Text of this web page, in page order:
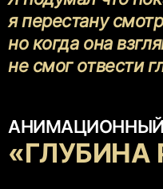
я перестану
но когда она
не смог отвести
«ГЛУБИНА